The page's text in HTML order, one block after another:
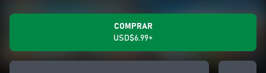
COMPRAR
USD$6.99+